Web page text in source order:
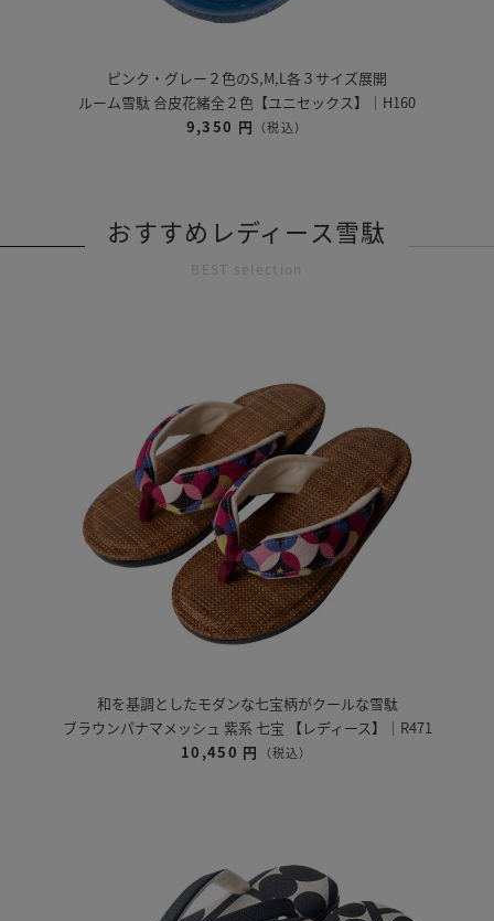
ピンク・グレー２色のS,M,L各３サイズ展開
ルーム雪駄 合皮花緒全２色【ユニセックス】｜H160
9,350 円 （税込）
おすすめレディース雪駄
BEST selection
和を基調としたモダンな七宝柄がクールな雪駄
ブラウンパナマメッシュ 紫系 七宝 【レディース】｜R471
10,450 円
（税込）